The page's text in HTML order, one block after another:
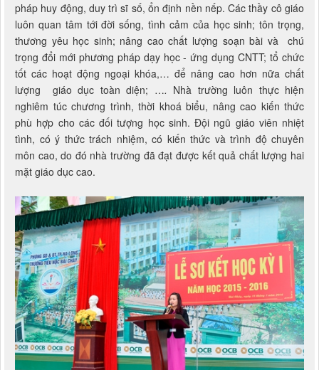
pháp huy động, duy trì sĩ số, ổn định nền nếp. Các thầy cô giáo
luôn quan tâm tới đời sống, tình cảm của học sinh; tôn trọng,
thương yêu học sinh; nâng cao chất lượng soạn bài và chú
trọng đổi mới phương pháp dạy học - ứng dụng CNTT; tổ chức
tốt các hoạt động ngoại khóa,… để nâng cao hơn nữa chất
lượng giáo dục toàn diện; …. Nhà trường luôn thực hiện
nghiêm túc chương trình, thời khoá biểu, nâng cao kiến thức
phù hợp cho các đối tượng học sinh. Đội ngũ giáo viên nhiệt
tình, có ý thức trách nhiệm, có kiến thức và trình độ chuyên
môn cao, do đó nhà trường đã đạt được kết quả chất lượng hai
mặt giáo dục cao.